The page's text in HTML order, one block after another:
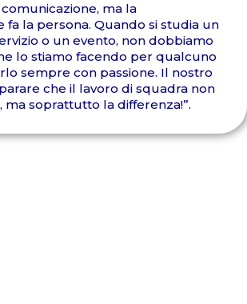
ma la
fa la persona. Quando si studia un
o un evento, non dobbiamo
lo stiamo facendo per qualcuno
sempre con passione. Il nostro
che il lavoro di squadra non
ma soprattutto la differenza!”.